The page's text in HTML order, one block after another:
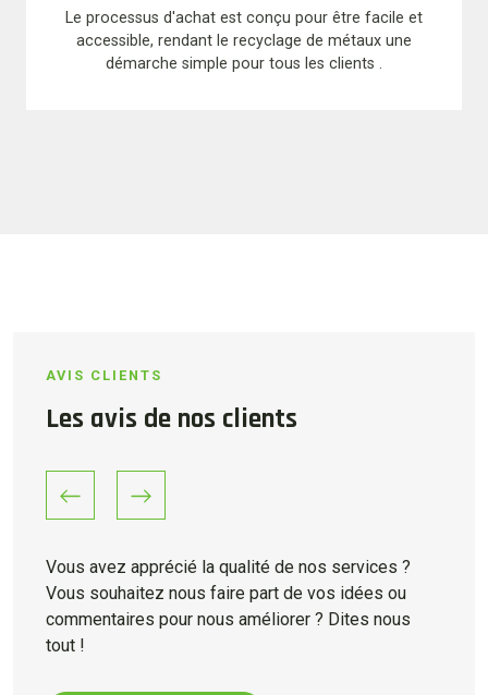
Le processus d'achat est conçu pour être facile et
accessible, rendant le recyclage de métaux une
démarche simple pour tous les clients .
AVIS CLIENTS
Les avis de nos clients
PreviousNext
Vous avez apprécié la qualité de nos services ?
Vous souhaitez nous faire part de vos idées ou
commentaires pour nous améliorer ? Dites nous
tout !